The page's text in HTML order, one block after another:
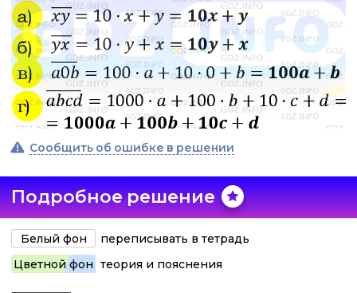
Сообщить об ошибке в решении
Подробное решение
Белый фон
переписывать в тетрадь
Цветной фон теория и пояснения